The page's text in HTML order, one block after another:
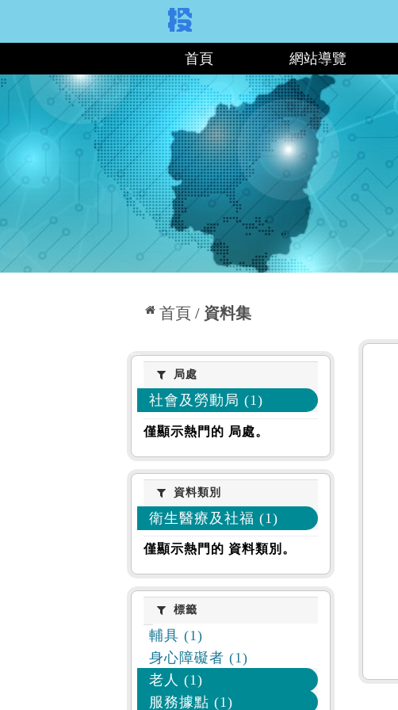
首頁 網站導覽
首頁 資料集
局處局處
社會及勞動局 (1)
僅顯示熱門的 局處。
資料類別
資料類別
衛生醫療及社福 (1)
僅顯示熱門的 資料類別。
標籤標籤
輔具 (1)
身心障礙者 (1)
老人 (1)
服務據點 (1)